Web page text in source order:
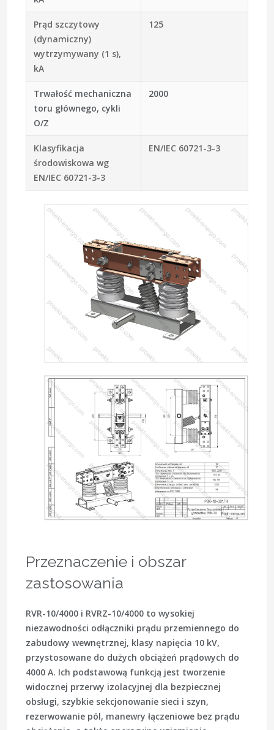
Prąd szczytowy
(dynamiczny)
wytrzymywany (1 s),
kA
125
Trwałość mechaniczna
toru głównego, cykli
O/Z
2000
Klasyfikacja
środowiskowa wg
EN/IEC 60721-3-3
EN/IEC 60721-3-3
Przeznaczenie i obszar
zastosowania
RVR-10/4000 i RVRZ-10/4000 to wysokiej
niezawodności odłączniki prądu przemiennego do
zabudowy wewnętrznej, klasy napięcia 10 kV,
przystosowane do dużych obciążeń prądowych do
4000 A. Ich podstawową funkcją jest tworzenie
widocznej przerwy izolacyjnej dla bezpiecznej
obsługi, szybkie sekcjonowanie sieci i szyn,
rezerwowanie pól, manewry łączeniowe bez prądu